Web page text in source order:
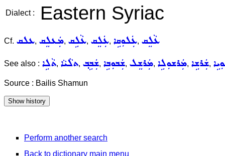
Dialect : Eastern Syriac
Cf. ܥܠܩ, ܡܲܥܠܸܩ, ܥܵܠܹܩ, ܥܲܠܸܩ, ܥܲܠܘܼܩܹܐ, ܥܵܠܸܩ
See also : ܬܵܠܹܐ, ܬܠܵܝܵܐ, ܫܲܒܹܒ݂, ܫܲܒܘܼܒܹܐ, ܡܲܪܫܸܠ, ܡܲܪܫܘܼܠܹܐ, ܫܲܪܫܹܐ,
Source : Bailis Shamun
Perform another search
Back to dictionary main menu